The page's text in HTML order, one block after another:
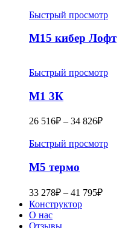
Быстрый просмотр
М15 кибер Лофт
Быстрый просмотр
M1 3К
26 516₽ – 34 826₽
Быстрый просмотр
M5 термо
33 278₽ – 41 795₽
Конструктор
О нас
Отзывы